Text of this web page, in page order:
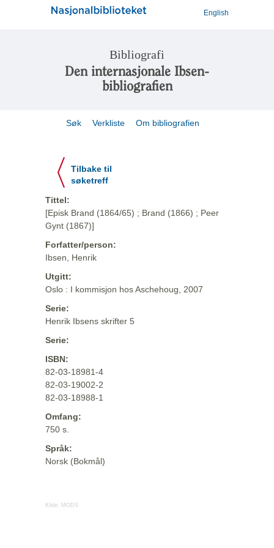
English
Bibliografi
Den internasjonale Ibsen-
bibliografien
Søk Verkliste Om bibliografien
Tilbake til
søketreff
Tittel:
[Episk Brand (1864/65) ; Brand (1866) ; Peer
Gynt (1867)]
Forfatter/person:
Ibsen, Henrik
Utgitt:
Oslo : I kommisjon hos Aschehoug, 2007
Serie:
Henrik Ibsens skrifter 5
Serie:
ISBN:
82-03-18981-4
82-03-19002-2
82-03-18988-1
Omfang:
750 s.
Språk:
Norsk (Bokmål)
Kilde: MODS